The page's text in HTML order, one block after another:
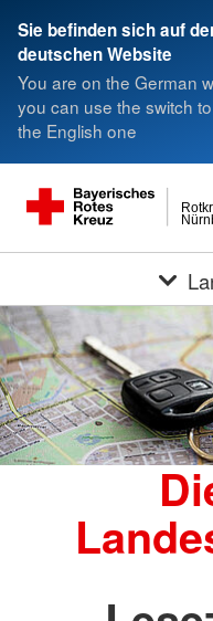
Sie befinden sich auf
deutschen Website
You are on the German
you can use the switch
the English one